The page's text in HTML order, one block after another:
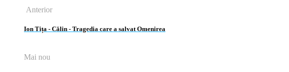
Anterior
Ion Tița ‑ Călin ‑ Tragedia care a salvat Omenirea
Mai nou